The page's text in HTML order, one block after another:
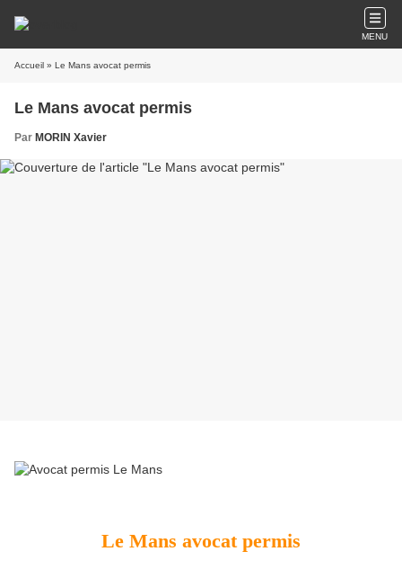
MENU
Accueil » Le Mans avocat permis
Le Mans avocat permis
Par MORIN Xavier
Le Mans avocat permis